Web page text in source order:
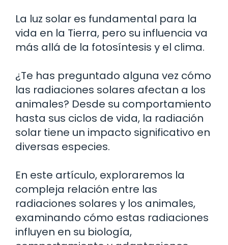
La luz solar es fundamental para la
vida en la Tierra, pero su influencia va
más allá de la fotosíntesis y el clima.
¿Te has preguntado alguna vez cómo
las radiaciones solares afectan a los
animales? Desde su comportamiento
hasta sus ciclos de vida, la radiación
solar tiene un impacto significativo en
diversas especies.
En este artículo, exploraremos la
compleja relación entre las
radiaciones solares y los animales,
examinando cómo estas radiaciones
influyen en su biología,